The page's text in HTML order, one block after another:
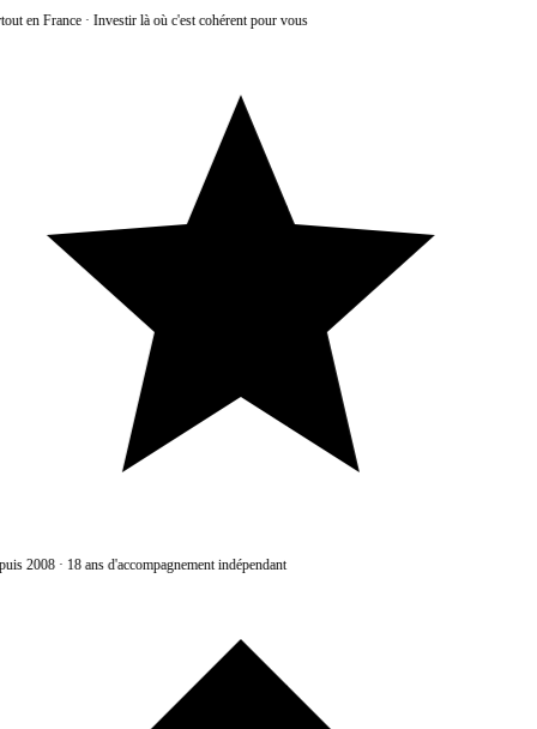
en France·Investir là où c'est cohérent pour vous
2008·18 ans d'accompagnement indépendant